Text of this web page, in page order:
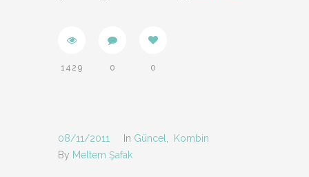
1429 0 0
08/11/2011 In Güncel
Kombin
By Meltem Şafak